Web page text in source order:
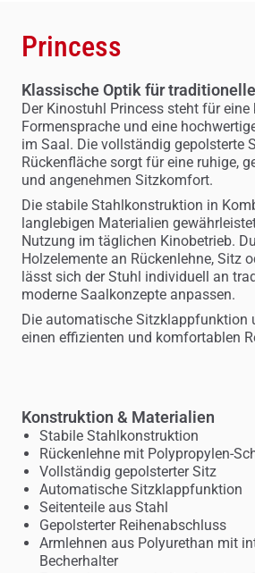
Princess
Klassische Optik für
Der Kinostuhl Princess steht für eine
Formensprache und eine
im Saal. Die vollständig gepolsterte
Rückenfläche sorgt für eine ruhige,
und angenehmen Sitzkomfort.
Die stabile Stahlkonstruktion in
langlebigen Materialien
Nutzung im täglichen Kinobetrieb.
Holzelemente an Rückenlehne, Sitz
lässt sich der Stuhl individuell an
moderne Saalkonzepte anpassen.
Die automatische Sitzklappfunktion
einen effizienten und komfortablen
Konstruktion & Materialien
Stabile Stahlkonstruktion
Rückenlehne mit Polypropylen-
Vollständig gepolsterter Sitz
Automatische Sitzklappfunktion
Seitenteile aus Stahl
Gepolsterter Reihenabschluss
Armlehnen aus Polyurethan mit
Becherhalter